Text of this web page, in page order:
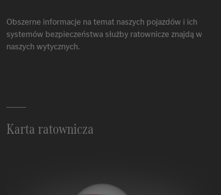
Obszerne informacje na temat naszych pojazdów i ich
systemów bezpieczeństwa służby ratownicze znajdą w
naszych wytycznych.
Karta ratownicza